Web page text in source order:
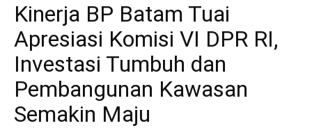
Kinerja BP Batam Tuai
Apresiasi Komisi VI DPR RI,
Investasi Tumbuh dan
Pembangunan Kawasan
Semakin Maju